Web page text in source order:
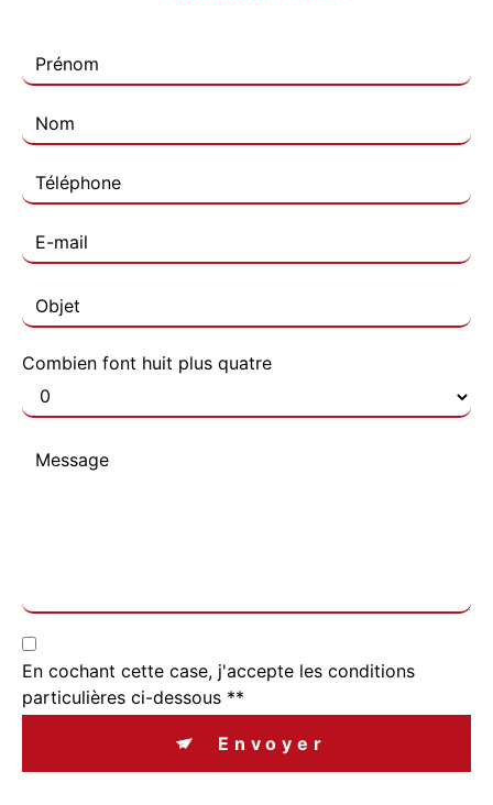
Combien font huit plus quatre
En cochant cette case, j'accepte les conditions
particulières ci-dessous **
Envoyer